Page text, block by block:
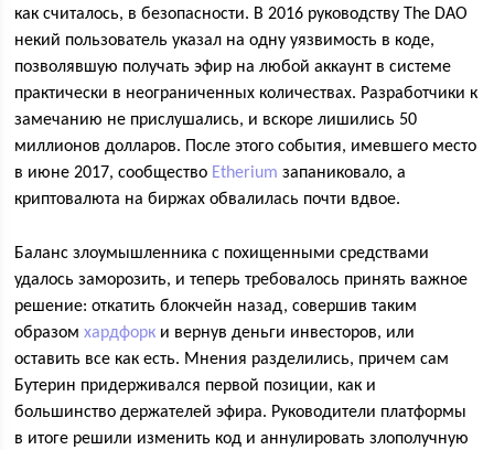
как считалось, в безопасности. В 2016 руководству The DAO
некий пользователь указал на одну уязвимость в коде,
позволявшую получать эфир на любой аккаунт в системе
практически в неограниченных количествах. Разработчики к
замечанию не прислушались, и вскоре лишились 50
миллионов долларов. После этого события, имевшего место
в июне 2017, сообщество Etherium запаниковало, а
криптовалюта на биржах обвалилась почти вдвое.
Баланс злоумышленника с похищенными средствами
удалось заморозить, и теперь требовалось принять важное
решение: откатить блокчейн назад, совершив таким
образомхардфорк и вернув деньги инвесторов, или
оставить все как есть. Мнения разделились, причем сам
Бутерин придерживался первой позиции, как и
большинство держателей эфира. Руководители платформы
в итоге решили изменить код и аннулировать злополучную